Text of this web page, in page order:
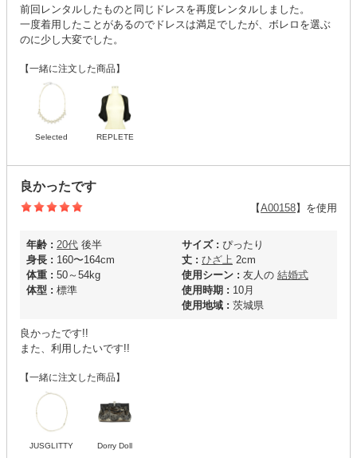
前回レンタルしたものと同じドレスを再度レンタルしました。
一度着用したことがあるのでドレスは満足でしたが、ボレロを選ぶ
のに少し大変でした。
【一緒に注文した商品】
Selected REPLETE
良かったです
【A00158】を使用
年齢 : 20代 後半
身長 : 160〜164cm
体重 : 50～54kg
体型 : 標準
サイズ : ぴったり
丈 : ひざ上 2cm
使用シーン : 友人の 結婚式
使用時期 : 10月
使用地域 : 茨城県
良かったです!!
また、利用したいです!!
【一緒に注文した商品】
JUSGLITTY Dorry Doll